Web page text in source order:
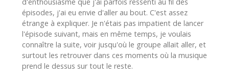
épisodes, j'ai eu envie d'aller au bout. C'est assez
étrange à expliquer. Je n'étais pas impatient de lancer
l'épisode suivant, mais en même temps, je voulais
connaître la suite, voir jusqu'où le groupe allait aller, et
surtout les retrouver dans ces moments où la musique
prend le dessus sur tout le reste.